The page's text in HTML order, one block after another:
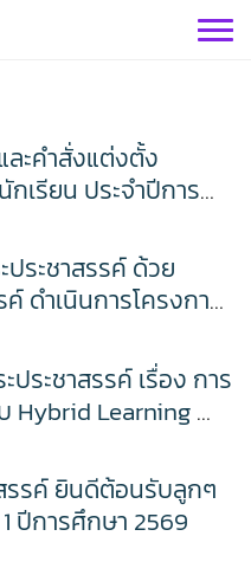
ละคำสั่งแต่งตั้ง
เรียน ประจำปีการ
ชาสรรค์ ด้วย
ดำเนินการโครงการ
รทางการศึกษา ในวัน
รงเรียนสอยดาว
ดจันทบุรี จึง
ประชาสรรค์ เรื่อง การ
Learning 📌
สานรูปแบบ Hybrid
หรือ On Demand
สบดีที่ 4 มิถุนายน
รรค์ ยินดีต้อนรับลูกๆ
ปีการศึกษา 2569